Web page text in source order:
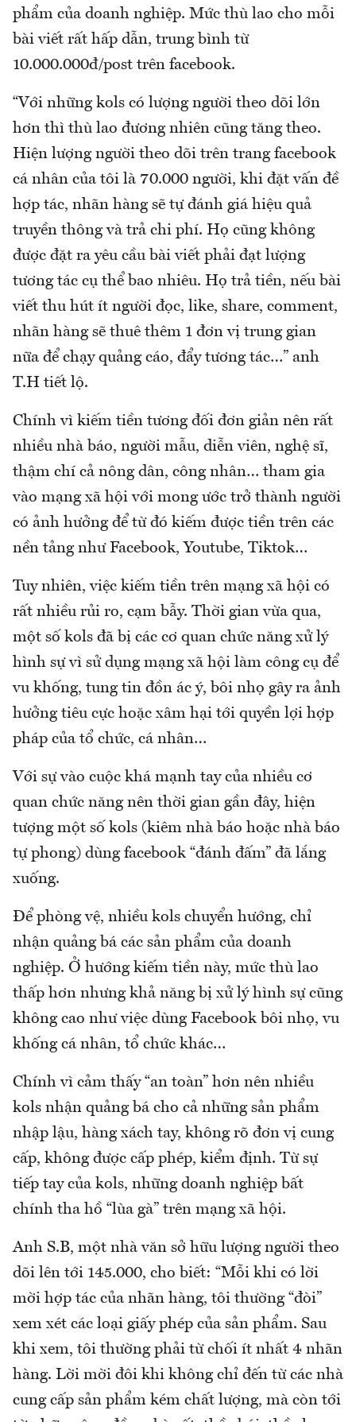
phẩm của doanh nghiệp. Mức thù lao cho mỗi
bài viết rất hấp dẫn, trung bình từ
10.000.000đ/post trên facebook.
“Với những kols có lượng người theo dõi lớn
hơn thì thù lao đương nhiên cũng tăng theo.
Hiện lượng người theo dõi trên trang facebook
cá nhân của tôi là 70.000 người, khi đặt vấn đề
hợp tác, nhãn hàng sẽ tự đánh giá hiệu quả
truyền thông và trả chi phí. Họ cũng không
được đặt ra yêu cầu bài viết phải đạt lượng
tương tác cụ thể bao nhiêu. Họ trả tiền, nếu bài
viết thu hút ít người đọc, like, share, comment,
nhãn hàng sẽ thuê thêm 1 đơn vị trung gian
nữa để chạy quảng cáo, đẩy tương tác…” anh
T.H tiết lộ.
Chính vì kiếm tiền tương đối đơn giản nên rất
nhiều nhà báo, người mẫu, diễn viên, nghệ sĩ,
thậm chí cả nông dân, công nhân… tham gia
vào mạng xã hội với mong ước trở thành người
có ảnh hưởng để từ đó kiếm được tiền trên các
nền tảng như Facebook, Youtube, Tiktok…
Tuy nhiên, việc kiếm tiền trên mạng xã hội có
rất nhiều rủi ro, cạm bẫy. Thời gian vừa qua,
một số kols đã bị các cơ quan chức năng xử lý
hình sự vì sử dụng mạng xã hội làm công cụ để
vu khống, tung tin đồn ác ý, bôi nhọ gây ra ảnh
hưởng tiêu cực hoặc xâm hại tới quyền lợi hợp
pháp của tổ chức, cá nhân…
Với sự vào cuộc khá mạnh tay của nhiều cơ
quan chức năng nên thời gian gần đây, hiện
tượng một số kols (kiêm nhà báo hoặc nhà báo
tự phong) dùng facebook “đánh đấm” đã lắng
xuống.
Để phòng vệ, nhiều kols chuyển hướng, chỉ
nhận quảng bá các sản phẩm của doanh
nghiệp. Ở hướng kiếm tiền này, mức thù lao
thấp hơn nhưng khả năng bị xử lý hình sự cũng
không cao như việc dùng Facebook bôi nhọ, vu
khống cá nhân, tổ chức khác…
Chính vì cảm thấy “an toàn” hơn nên nhiều
kols nhận quảng bá cho cả những sản phẩm
nhập lậu, hàng xách tay, không rõ đơn vị cung
cấp, không được cấp phép, kiểm định. Từ sự
tiếp tay của kols, những doanh nghiệp bất
chính tha hồ “lùa gà” trên mạng xã hội.
Anh S.B, một nhà văn sở hữu lượng người theo
dõi lên tới 145.000, cho biết: “Mỗi khi có lời
mời hợp tác của nhãn hàng, tôi thường “đòi”
xem xét các loại giấy phép của sản phẩm. Sau
khi xem, tôi thường phải từ chối ít nhất 4 nhãn
hàng. Lời mời đôi khi không chỉ đến từ các nhà
cung cấp sản phẩm kém chất lượng, mà còn tới